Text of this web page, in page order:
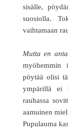
sisälle,
suosiolla.
vaihtamaan
Mutta en
myöhemmin
pöytää olisi
ympärillä ei
rauhassa
aamuinen
Pupulauma